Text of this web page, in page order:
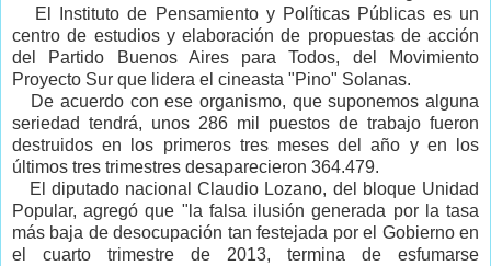
El
Instituto de Pensamiento y Políticas Públicases un
centro de estudios y elaboración de propuestas de acción
del Partido Buenos Aires para Todos, del Movimiento
Proyecto Sur que lidera el cineasta "Pino" Solanas.
De acuerdo con ese organismo, que suponemos alguna
seriedad tendrá, unos 286 mil puestos de trabajo fueron
destruidos en los primeros tres meses del año y en los
últimos tres trimestres desaparecieron 364.479.
El diputado nacional Claudio Lozano, del bloque Unidad
Popular, agregó que "la falsa ilusión generada por la tasa
más baja de desocupación tan festejada por el Gobierno en
el cuarto trimestre de 2013, termina de esfumarse